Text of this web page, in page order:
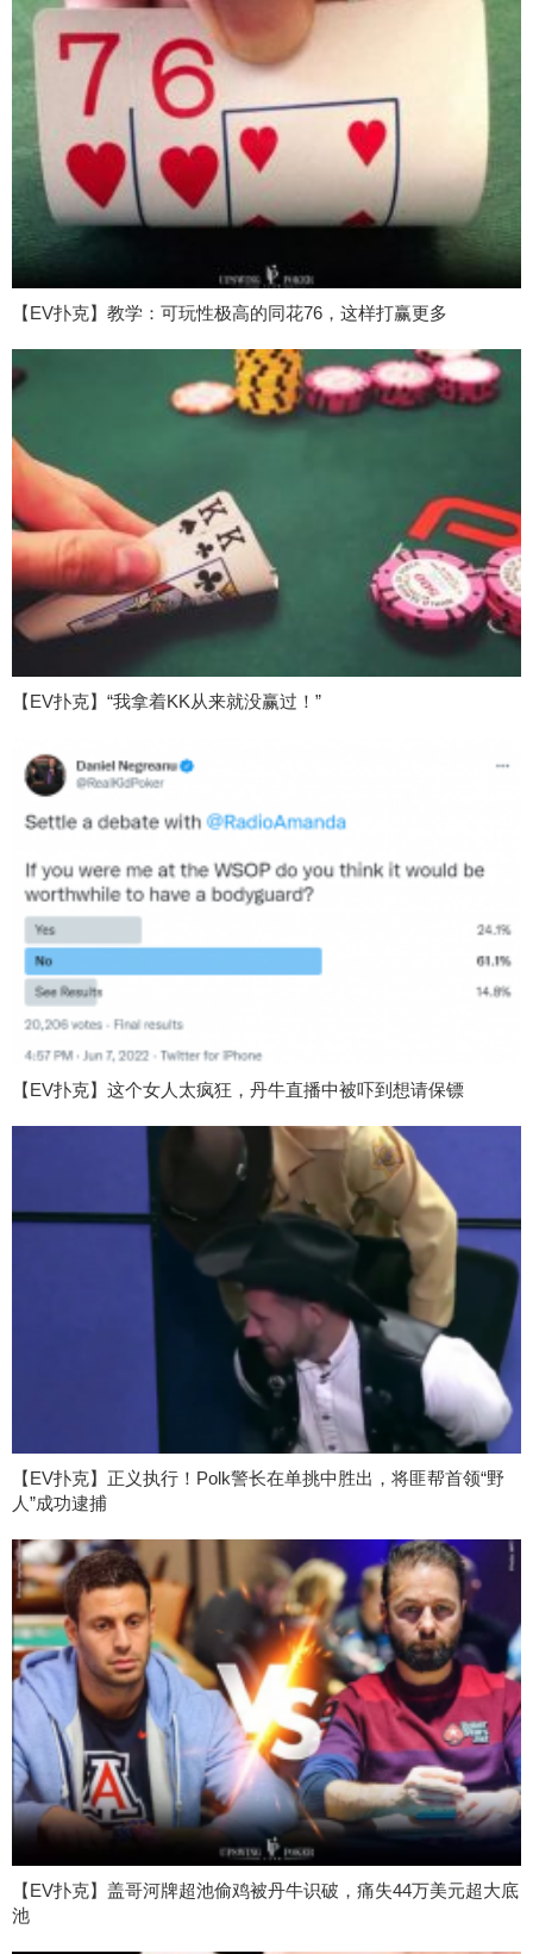
【EV扑克】教学：可玩性极高的同花76，这样打赢更多
【EV扑克】“我拿着KK从来就没赢过！”
【EV扑克】这个女人太疯狂，丹牛直播中被吓到想请保镖
【EV扑克】正义执行！Polk警长在单挑中胜出，将匪帮首领“野
人”成功逮捕
【EV扑克】盖哥河牌超池偷鸡被丹牛识破，痛失44万美元超大底
池